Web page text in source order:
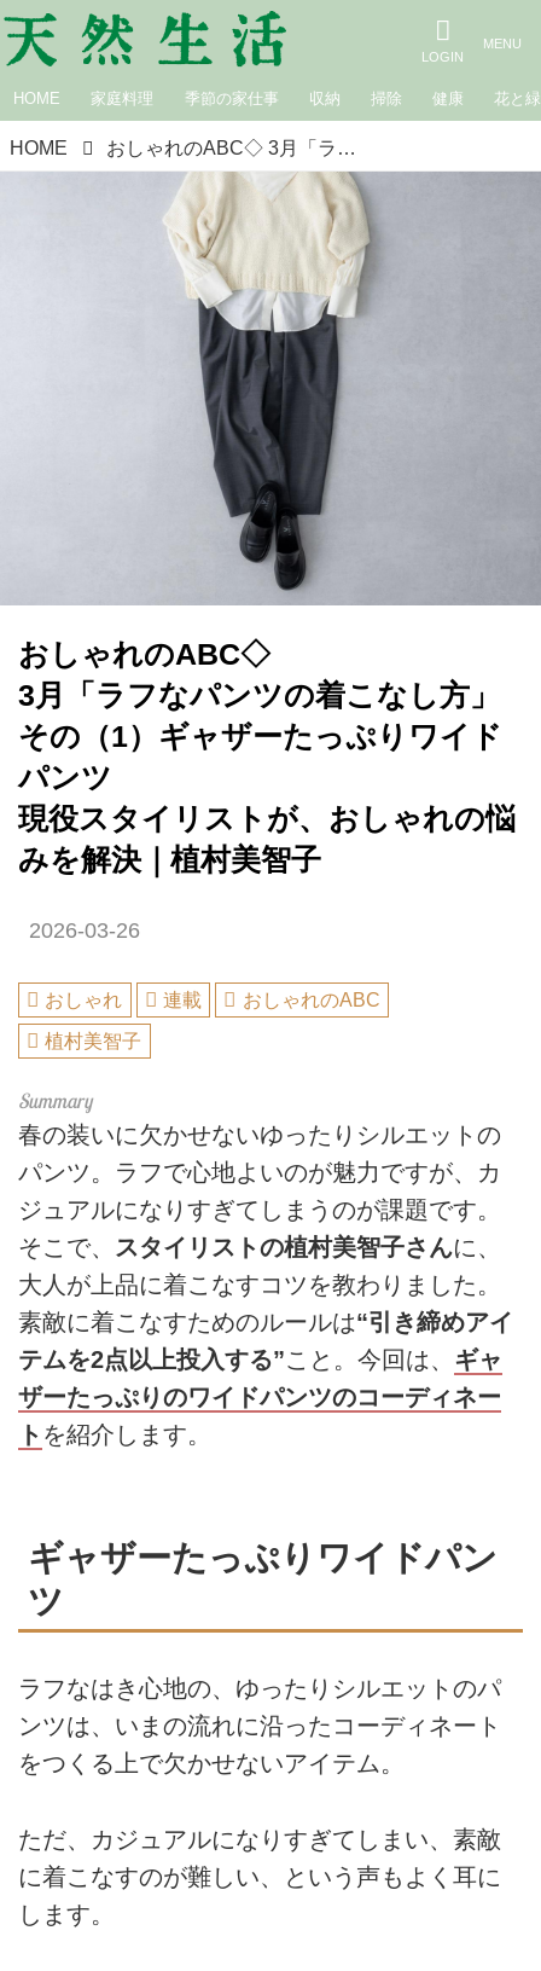
HOME 家庭料理 季節の家仕事 収納 掃除 健康 花と緑
HOME おしゃれのABC◇ 3月「ラフなパンツの着こなし方」その（1）ギャザーたっぷりワイドパンツ 現役スタイリストが、おしゃれの悩みを解決｜植村美智子
おしゃれのABC◇
3月「ラフなパンツの着こなし方」
その（1）ギャザーたっぷりワイド
パンツ
現役スタイリストが、おしゃれの悩
みを解決｜植村美智子
2026-03-26
おしゃれ 連載
おしゃれのABC
植村美智子
春の装いに欠かせないゆったりシルエットの
パンツ。ラフで心地よいのが魅力ですが、カ
ジュアルになりすぎてしまうのが課題です。
そこで、 スタイリストの植村美智子さんに、
大人が上品に着こなすコツを教わりました。
素敵に着こなすためのルールは“引き締めアイ
テムを2点以上投入する”こと。今回は、 ギャ
ザーたっぷりのワイドパンツのコーディネー
ト を紹介します。
ギャザーたっぷりワイドパン
ツ
ラフなはき心地の、ゆったりシルエットのパ
ンツは、いまの流れに沿ったコーディネート
をつくる上で欠かせないアイテム。
ただ、カジュアルになりすぎてしまい、素敵
に着こなすのが難しい、という声もよく耳に
します。